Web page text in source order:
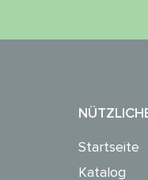
Startseite
Katalog